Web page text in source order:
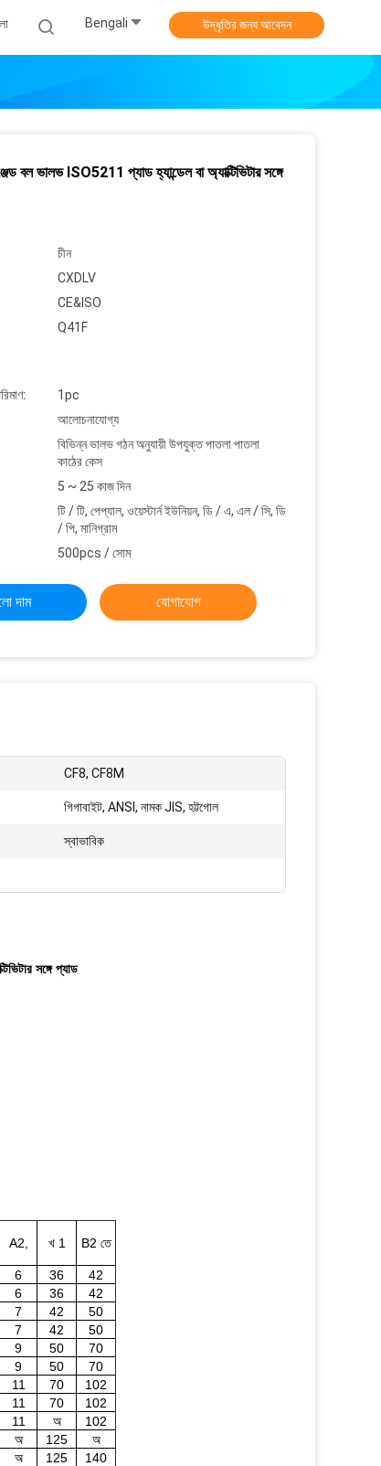
Bengali উদ্ধৃতির জন্য আবেদন
বল ভালভ ISO5211 প্যাড হ্যান্ডেল বা অ্যাক্টিভিটার সঙ্গে
চীন
CXDLV
CE&ISO
Q41F
1pc
আলোচনাযোগ্য
বিভিন্ন ভালভ গঠন অনুযায়ী উপযুক্ত পাতলা পাতলা
কাঠের কেস
5 ~ 25 কাজ দিন
টি / টি, পেপ্যাল, ওয়েস্টার্ন ইউনিয়ন, ডি / এ, এল / সি, ডি
/ পি, মানিগ্রাম
500pcs / সোম
দাম যোগাযোগ
CF8, CF8M
গিগাবাইট, ANSI, নামক JIS, হট্টগোল
স্বাভাবিক
সঙ্গে প্যাড
A2, খ 1 B2 তে
6 36
42
6 36
42
7 42
50
7 42
50
9 50
70
9 50
70
11 70
102
11 70
102
11 অ
102
অ 125
অ
অ 125
140